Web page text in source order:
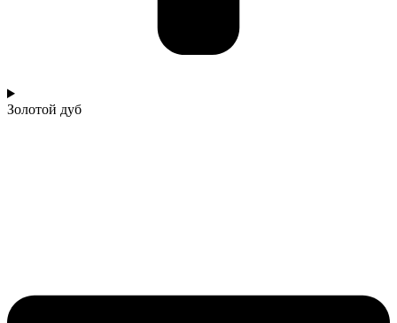
Золотой дуб